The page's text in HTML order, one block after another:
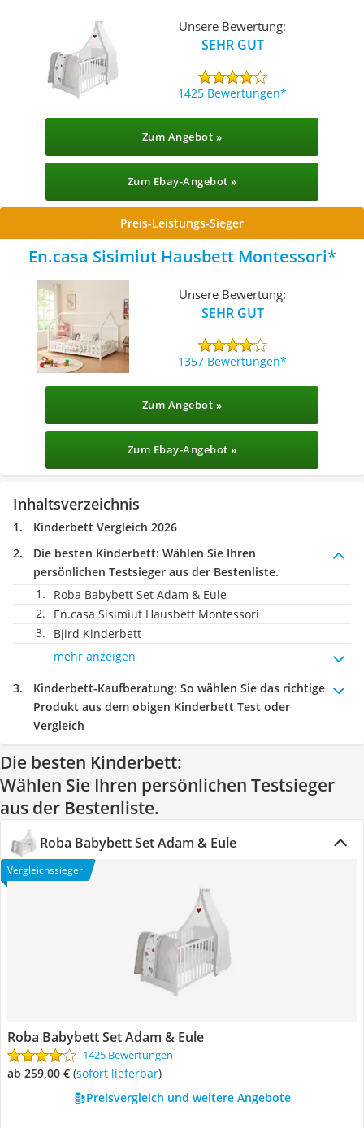
Unsere Bewertung:
SEHR GUT
1425 Bewertungen
Zum Angebot »
Zum Ebay-Angebot »
Preis-Leistungs-Sieger
En.casa Sisimiut Hausbett Montessori
Unsere Bewertung:
SEHR GUT
1357 Bewertungen
Zum Angebot »
Zum Ebay-Angebot »
Inhaltsverzeichnis
Kinderbett Vergleich 2026
Die besten Kinderbett: Wählen Sie Ihren
persönlichen Testsieger aus der Bestenliste.
Roba Babybett Set Adam & Eule
En.casa Sisimiut Hausbett Montessori
Bjird Kinderbett
mehr anzeigen
Kinderbett-Kaufberatung: So wählen Sie das richtige
Produkt aus dem obigen Kinderbett Test oder
Vergleich
Die besten Kinderbett:
Wählen Sie Ihren persönlichen Testsieger
aus der Bestenliste.
Roba Babybett Set Adam & Eule
Vergleichssieger
Roba Babybett Set Adam & Eule
1425 Bewertungen
ab 259,00 € ( Sofort lieferbar)
Preisvergleich und weitere Angebote